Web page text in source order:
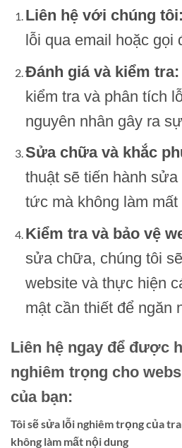
Liên hệ với chúng tôi:
lỗi qua email hoặc gọi
Đánh giá và kiểm tra:
kiểm tra và phân tích
nguyên nhân gây ra
Sửa chữa và khắc
thuật sẽ tiến hành
tức mà không làm mất
Kiểm tra và bảo vệ
sửa chữa, chúng tôi
website và thực hiện
mật cần thiết để ngăn
Liên hệ ngay để được
nghiêm trọng cho
của bạn:
Tôi sẽ sửa lỗi nghiêm trọng của
không làm mất nội dung